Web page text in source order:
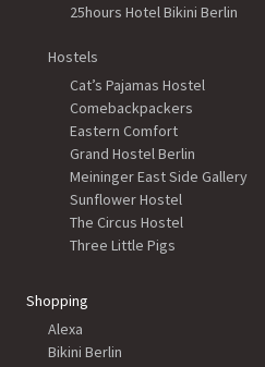
25hours Hotel Bikini Berlin
Hostels
Cat’s Pajamas Hostel
Comebackpackers
Eastern Comfort
Grand Hostel Berlin
Meininger East Side Gallery
Sunflower Hostel
The Circus Hostel
Three Little Pigs
Shopping
Alexa
Bikini Berlin